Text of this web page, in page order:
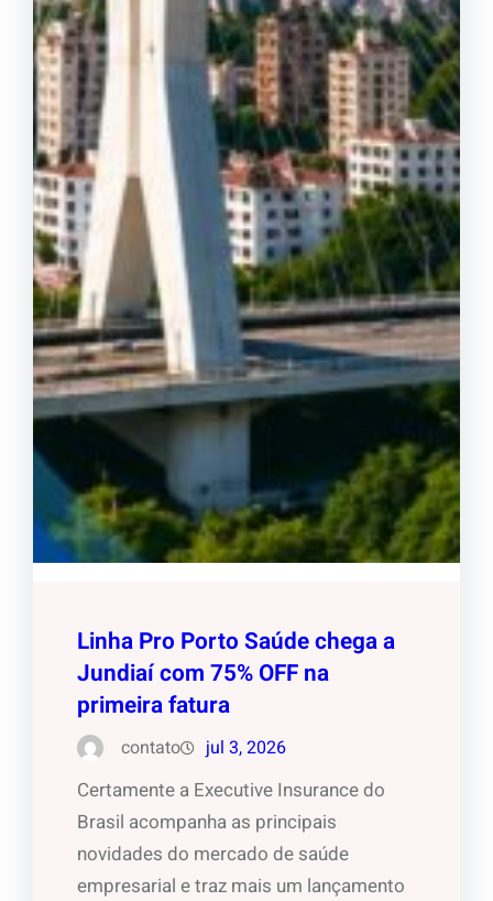
Linha Pro Porto Saúde chega a
Jundiaí com 75% OFF na
primeira fatura
contato jul 3, 2026
Certamente a Executive Insurance do
Brasil acompanha as principais
novidades do mercado de saúde
empresarial e traz mais um lançamento